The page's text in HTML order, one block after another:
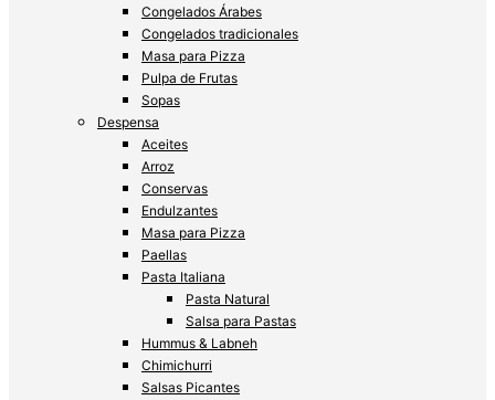
Congelados Árabes
Congelados tradicionales
Masa para Pizza
Pulpa de Frutas
Sopas
Despensa
Aceites
Arroz
Conservas
Endulzantes
Masa para Pizza
Paellas
Pasta Italiana
Pasta Natural
Salsa para Pastas
Hummus & Labneh
Chimichurri
Salsas Picantes